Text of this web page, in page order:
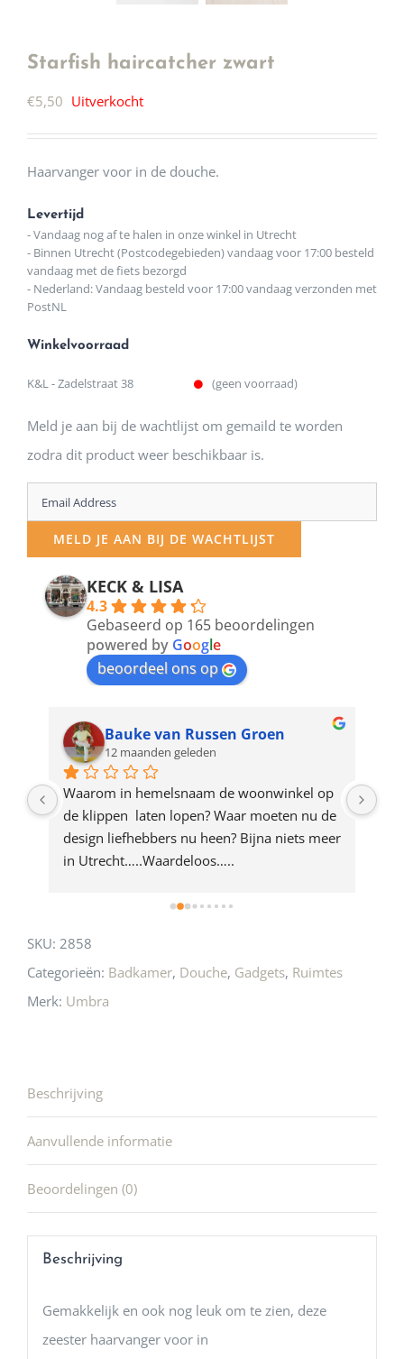
Starfish haircatcher zwart
€5,50 Uitverkocht
Haarvanger voor in de douche.
Levertijd
- Vandaag nog af te halen in onze winkel in Utrecht
- Binnen Utrecht (Postcodegebieden) vandaag voor 17:00 besteld
vandaag met de fiets bezorgd
- Nederland: Vandaag besteld voor 17:00 vandaag verzonden met
PostNL
Winkelvoorraad
K&L - Zadelstraat 38 (geen voorraad)
Meld je aan bij de wachtlijst om gemaild te worden
zodra dit product weer beschikbaar is.
Enter
your
email
address
product
MELD JE AAN BIJ DE WACHTLIJST
KECK & LISA
4.3
Gebaseerd op 165 beoordelingen
powered by Google
beoordeel ons op
Bauke van Russen Groen
12 maanden geleden
Waarom in hemelsnaam de woonwinkel op
de klippen  laten lopen? Waar moeten nu de
design liefhebbers nu heen? Bijna niets meer
in Utrecht…..Waardeloos…..
SKU: 2858
Categorieën: Badkamer, Douche, Gadgets, Ruimtes
Merk: Umbra
Beschrijving
Aanvullende informatie
Beoordelingen (0)
Beschrijving
Gemakkelijk en ook nog leuk om te zien, deze
zeester haarvanger voor in